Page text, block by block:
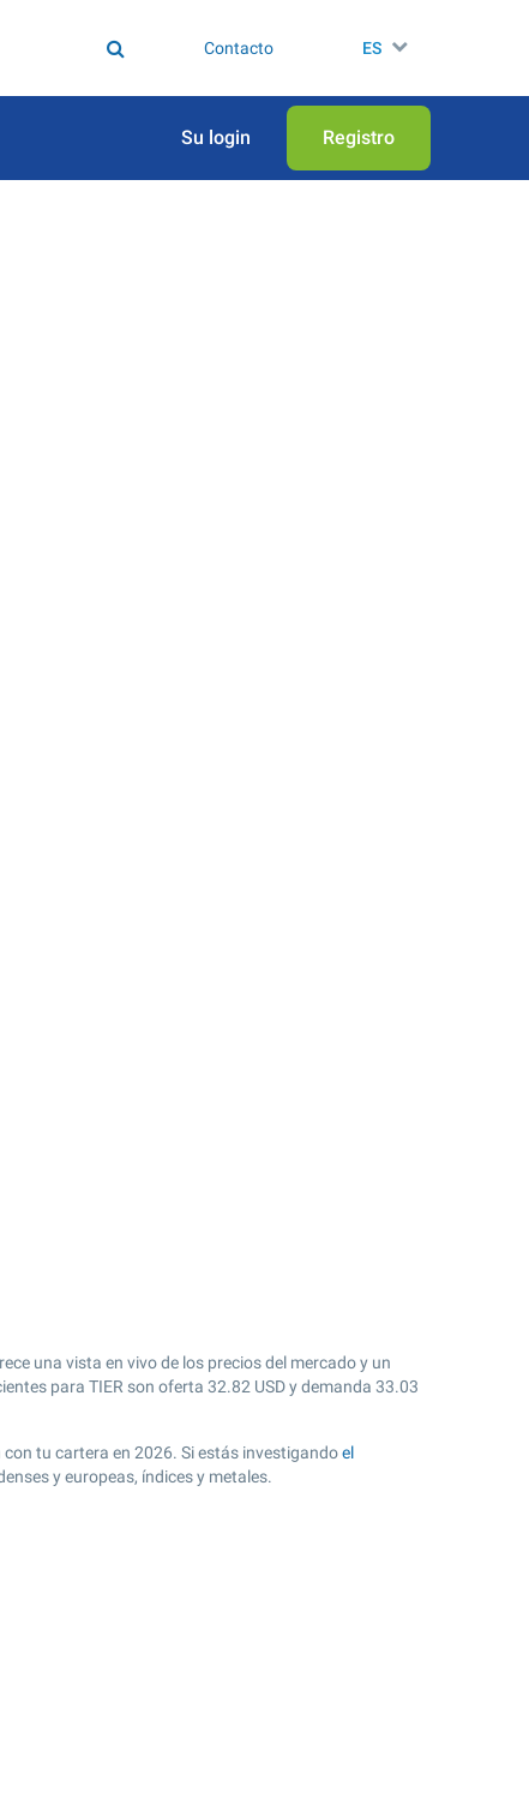
Contacto ES
Su login Registro
una vista en vivo de los precios del mercado y un
para TIER son oferta 32.82 USD y demanda 33.03
con tu cartera en 2026. Si estás investigandoel
y europeas, índices y metales.